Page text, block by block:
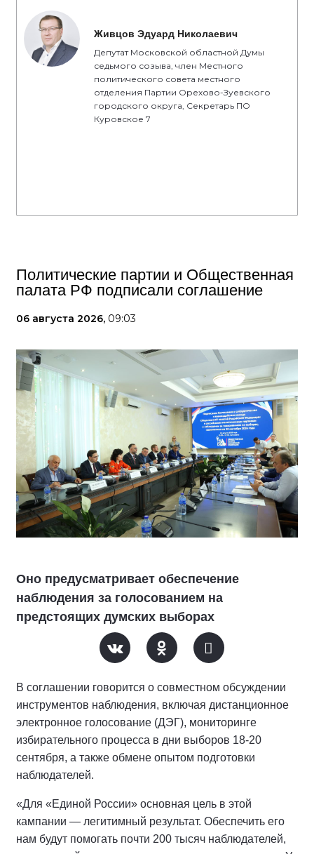
Живцов Эдуард Николаевич
Депутат Московской областной Думы
седьмого созыва, член Местного
политического совета местного
отделения Партии Орехово-Зуевского
городского округа, Секретарь ПО
Куровское 7
Политические партии и Общественная
палата РФ подписали соглашение
06 августа 2026, 09:03
Оно предусматривает обеспечение
наблюдения за голосованием на
предстоящих думских выборах
В соглашении говорится о совместном обсуждении
инструментов наблюдения, включая дистанционное
электронное голосование (ДЭГ), мониторинге
избирательного процесса в дни выборов 18-20
сентября, а также обмене опытом подготовки
наблюдателей.
«Для «Единой России» основная цель в этой
кампании — легитимный результат. Обеспечить его
нам будут помогать почти 200 тысяч наблюдателей,